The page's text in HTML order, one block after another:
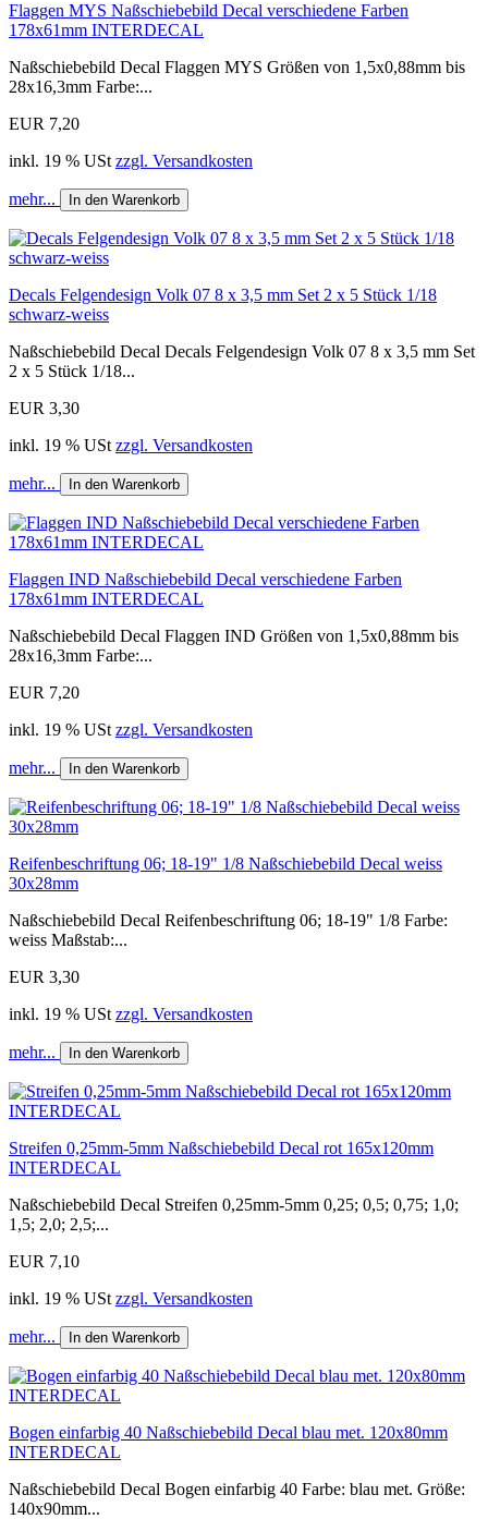
Flaggen MYS Naßschiebebild Decal verschiedene Farben
178x61mm INTERDECAL
Naßschiebebild Decal Flaggen MYS Größen von 1,5x0,88mm bis
28x16,3mm Farbe:...
EUR 7,20
inkl. 19 % USt zzgl. Versandkosten
mehr... In den Warenkorb
Decals Felgendesign Volk 07 8 x 3,5 mm Set 2 x 5 Stück 1/18
schwarz-weiss
Naßschiebebild Decal Decals Felgendesign Volk 07 8 x 3,5 mm Set
2 x 5 Stück 1/18...
EUR 3,30
inkl. 19 % USt zzgl. Versandkosten
mehr... In den Warenkorb
Flaggen IND Naßschiebebild Decal verschiedene Farben
178x61mm INTERDECAL
Naßschiebebild Decal Flaggen IND Größen von 1,5x0,88mm bis
28x16,3mm Farbe:...
EUR 7,20
inkl. 19 % USt zzgl. Versandkosten
mehr... In den Warenkorb
Reifenbeschriftung 06; 18-19" 1/8 Naßschiebebild Decal weiss
30x28mm
Naßschiebebild Decal Reifenbeschriftung 06; 18-19" 1/8 Farbe:
weiss Maßstab:...
EUR 3,30
inkl. 19 % USt zzgl. Versandkosten
mehr... In den Warenkorb
Streifen 0,25mm-5mm Naßschiebebild Decal rot 165x120mm
INTERDECAL
Naßschiebebild Decal Streifen 0,25mm-5mm 0,25; 0,5; 0,75; 1,0;
1,5; 2,0; 2,5;...
EUR 7,10
inkl. 19 % USt zzgl. Versandkosten
mehr... In den Warenkorb
Bogen einfarbig 40 Naßschiebebild Decal blau met. 120x80mm
INTERDECAL
Naßschiebebild Decal Bogen einfarbig 40 Farbe: blau met. Größe:
140x90mm...